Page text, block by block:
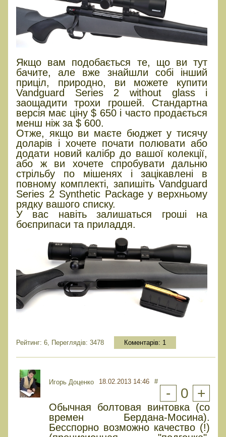
Якщо вам подобається те, що ви тут
бачите, але вже знайшли собі інший
приціл, природно, ви можете купити
Vandguard Series 2 without glass і
заощадити трохи грошей. Стандартна
версія має ціну $ 650 і часто продається
менш ніж за $ 600.
Отже, якщо ви маєте бюджет у тисячу
доларів і хочете почати полювати або
додати новий калібр до вашої колекції,
або ж ви хочете спробувати дальню
стрільбу по мішенях і зацікавлені в
повному комплекті, запишіть Vandguard
Series 2 Synthetic Package у верхньому
рядку вашого списку.
У вас навіть залишаться гроші на
боєприпаси та приладдя.
Рейтинг: 6, Переглядів: 3478 Коментарів: 1
Игорь Доценко 18.02.2013 14:46 #
- 0 +
Обычная болтовая винтовка (со
времен Бердана-Мосина).
Бесспорно возможно качество (!)